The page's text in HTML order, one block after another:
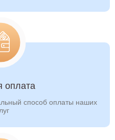
оплата
способ оплаты наших
Череповец
Чита
Элиста
Ярославль